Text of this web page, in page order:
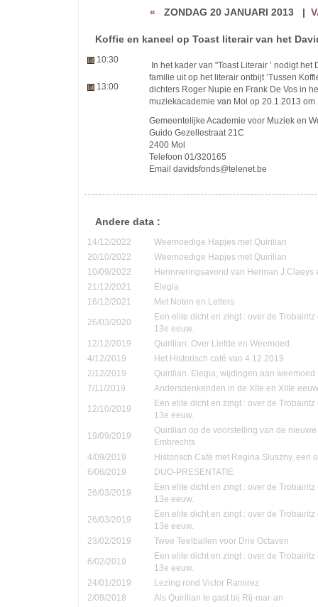
« ZONDAG 20 JANUARI 2013|
Koffie en kaneel op Toast literair van het
10:30
13:00
In het kader van "Toast Literair ’ nodigt
familie uit op het literair ontbijt ’Tussen
dichters Roger Nupie en Frank De Vos in
muziekacademie van Mol op 20.1.2013 om
Gemeentelijke Academie voor Muziek en
Guido Gezellestraat 21C
2400 Mol
Telefoon 01/320165
Email davidsfonds@telenet.be
Andere data :
14/12/2022
Weemoedige Hapjes met Quirilian
20/10/2022
Weemoedige Hapjes met Quirilian
10/09/2022
Herinneringsavond van Herman J.Claeys
21/12/2021
Elegia
16/12/2021
Met Noten en Letters
26/03/2020
Een elite dicht en zingt : over de
13e eeuw.
12/12/2019
Quirilian: Over Liefde en Weemoed.
4/12/2019
Het Historisch café van 4.12.2019
2/12/2019
Quirilian. Elegia, wijdingen aan weemoed
7/11/2019
Andersdenkenden in de XIIe en XIIIe
12/10/2019
Een elite dicht en zingt : over de
13e eeuw.
19/09/2019
Quirilian op de voorstelling van de
Embrechts
4/09/2019
Historisch Café met Regina Sluszny, een
6/06/2019
DUO-PRESENTATIE
26/03/2019
Een elite dicht en zingt : over de
13e eeuw.
26/03/2019
Een elite dicht en zingt : over de
13e eeuw.
23/02/2019
Twee Teelballen voor Drie Octaven
6/02/2019
Een elite dicht en zingt : over de
13e eeuw.
24/01/2019
Lezing rond Victor Ramirez
2/09/2018
Als Quirilian te gast bij Rij-mar-an